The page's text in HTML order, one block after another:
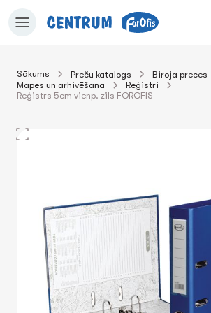
uz grozu
Sākums Preču katalogs
Biroja preces
Mapes un arhivēšana
Reģistri
Reģistrs 5cm vienp. zils FOROFIS